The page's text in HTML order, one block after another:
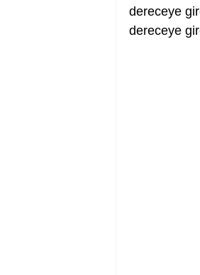
dereceye
dereceye